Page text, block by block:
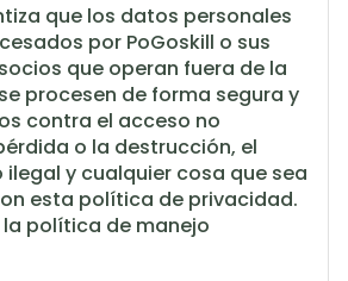
que los datos personales
por PoGoskill o sus
que operan fuera de la
procesen de forma segura y
contra el acceso no
o la destrucción, el
y cualquier cosa que sea
esta política de privacidad.
política de manejo